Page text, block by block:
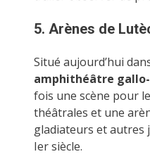
5. Arènes de
Situé aujourd’hui
amphithéâtre
fois une scène pour
théâtrales et une
gladiateurs et autres
Ier siècle.